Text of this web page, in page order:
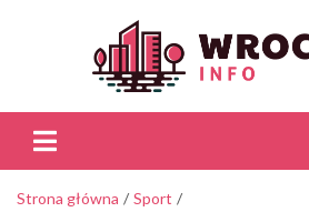
Strona główna
Sport